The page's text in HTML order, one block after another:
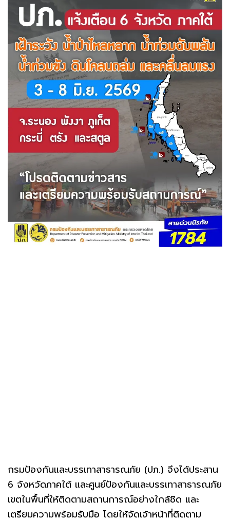
กรมป้องกันและบรรเทาสาธารณภัย (ปภ.) จึงได้ประสาน
6 จังหวัดภาคใต้ และศูนย์ป้องกันและบรรเทาสาธารณภัย
เขตในพื้นที่ให้ติดตามสถานการณ์อย่างใกล้ชิด และ
เตรียมความพร้อมรับมือ โดยให้จัดเจ้าหน้าที่ติดตาม